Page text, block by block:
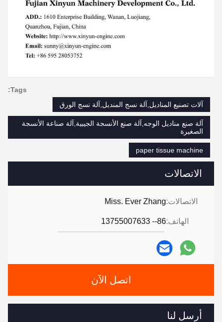
الاتصالات
الاتصالات:Miss. Ever Zhang
الهاتف:86-- 13755007633
اتصل الآن
أرسل لنا
Tags:
آلات تصنيع المناديل,آلة نسج المنديل,آلة نسج الورق
آلة صنع مناديل الوجه,آلة صنع الأنسجة الجيبية,آلة صناعة الأنسجة
الصغيرة
paper tissue machine